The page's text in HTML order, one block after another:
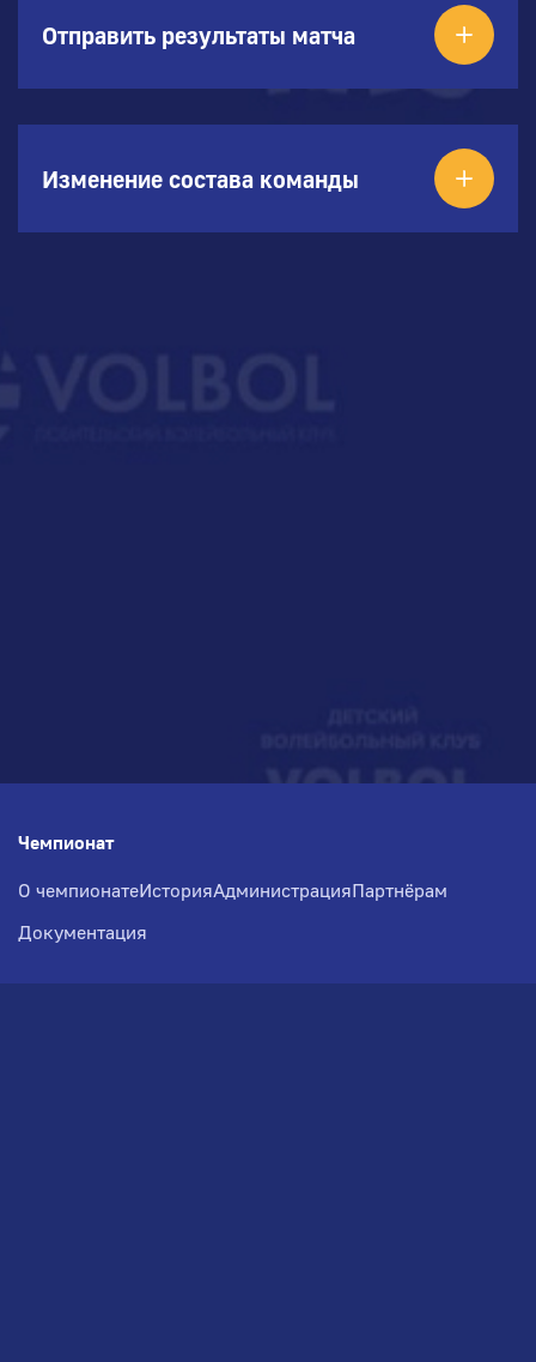
Отправить результаты матча
Изменение состава команды
Чемпионат
О чемпионатеИсторияАдминистрацияПартнёрам
Документация
Медиа